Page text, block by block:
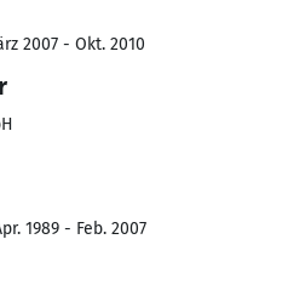
2007 - Okt. 2010
1989 - Feb. 2007